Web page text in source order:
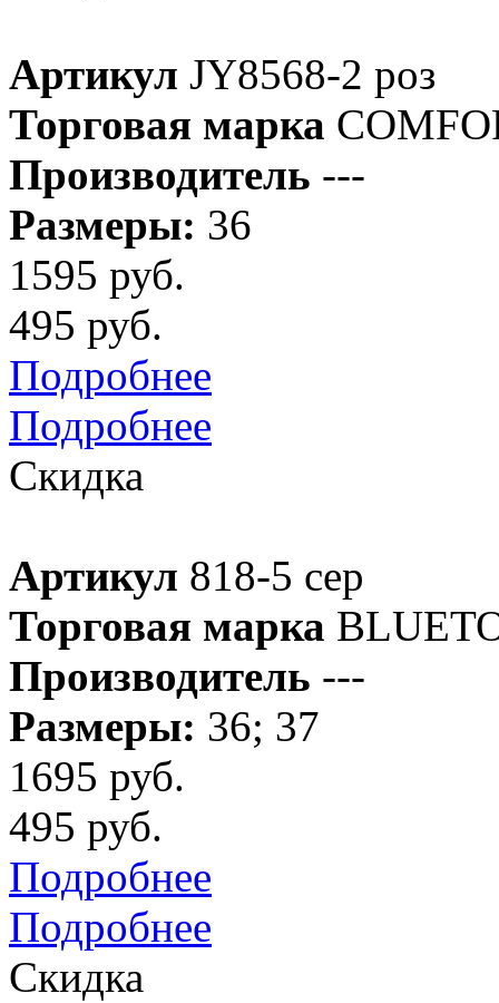
Артикул JY8568-2 роз
Торговая марка
Производитель ---
Размеры: 36
1595 руб.
495 руб.
Подробнее
Подробнее
Скидка
Артикул 818-5 сер
Торговая марка
Производитель ---
Размеры: 36; 37
1695 руб.
495 руб.
Подробнее
Подробнее
Скидка